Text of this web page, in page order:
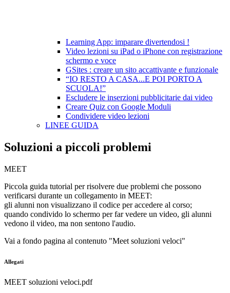
Learning App: imparare divertendosi !
Video lezioni su iPad o iPhone con registrazione
schermo e voce
GSites : creare un sito accattivante e funzionale
“IO RESTO A CASA...E POI PORTO A
SCUOLA!”
Escludere le inserzioni pubblicitarie dai video
Creare Quiz con Google Moduli
Condividere video lezioni
LINEE GUIDA
Soluzioni a piccoli problemi
MEET
Piccola guida tutorial per risolvere due problemi che possono
verificarsi durante un collegamento in MEET:
gli alunni non visualizzano il codice per accedere al corso;
quando condivido lo schermo per far vedere un video, gli alunni
vedono il video, ma non sentono l'audio.
Vai a fondo pagina al contenuto "Meet soluzioni veloci"
Allegati
MEET soluzioni veloci.pdf